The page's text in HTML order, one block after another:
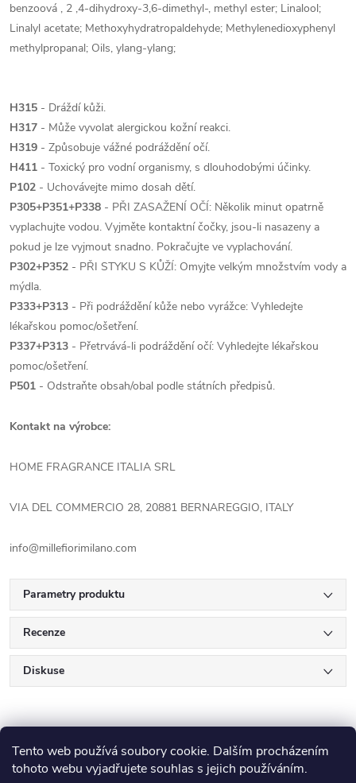
Tento web používá soubory cookie. Dalším procházením
tohoto webu vyjadřujete souhlas s jejich používáním.
benzoová , 2 ,4-dihydroxy-3,6-dimethyl-, methyl ester; Linalool;
Linalyl acetate; Methoxyhydratropaldehyde; Methylenedioxyphenyl
methylpropanal; Oils, ylang-ylang;
H315 - Dráždí kůži.
H317 - Může vyvolat alergickou kožní reakci.
H319 - Způsobuje vážné podráždění očí.
H411 - Toxický pro vodní organismy, s dlouhodobými účinky.
P102 - Uchovávejte mimo dosah dětí.
P305+P351+P338 - PŘI ZASAŽENÍ OČÍ: Několik minut opatrně
vyplachujte vodou. Vyjměte kontaktní čočky, jsou-li nasazeny a
pokud je lze vyjmout snadno. Pokračujte ve vyplachování.
P302+P352 - PŘI STYKU S KŮŽÍ: Omyjte velkým množstvím vody a
mýdla.
P333+P313 - Při podráždění kůže nebo vyrážce: Vyhledejte
lékařskou pomoc/ošetření.
P337+P313 - Přetrvává-li podráždění očí: Vyhledejte lékařskou
pomoc/ošetření.
P501 - Odstraňte obsah/obal podle státních předpisů.
Kontakt na výrobce:
HOME FRAGRANCE ITALIA SRL
VIA DEL COMMERCIO 28, 20881 BERNAREGGIO, ITALY
info@millefiorimilano.com
Parametry produktu
Recenze
Diskuse